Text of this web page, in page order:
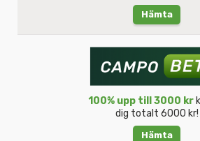
Hämta
100% upp till 3000 kr
dig totalt 6000 kr!
Hämta